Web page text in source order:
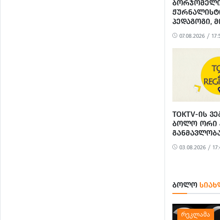
ᲞᲔᲓᲐᲒᲝᲒᲘ,
ᲭᲐᲜᲢᲣᲠᲘᲐ
07.08.2026 /
TOKTV-ᲘᲡ
ᲑᲝᲚᲝ ᲝᲠᲘ
03.08.2026 /
ᲑᲝᲚᲝ